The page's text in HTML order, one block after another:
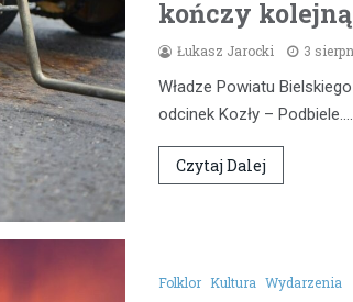
kończy
Łukasz Jarocki 3
Władze Powiatu
odcinek Kozły – Podbiele.…
Czytaj Dalej
Folklor Kultura Wydarzenia